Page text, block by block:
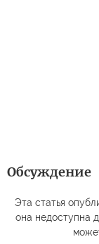
Обсуждение
Эта статья
она недоступна